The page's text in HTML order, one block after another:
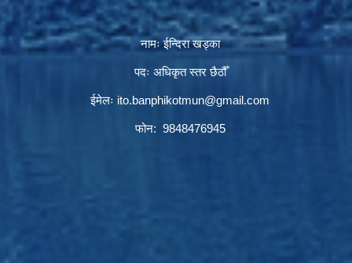
नामः ईन्दिरा खड्का
पदः अधिकृत स्तर छैठौँ
ईमेलः ito.banphikotmun@gmail.com
फोन: 9848476945